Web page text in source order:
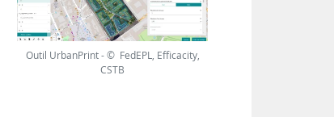
Outil UrbanPrint - © FedEPL, Efficacity,
CSTB